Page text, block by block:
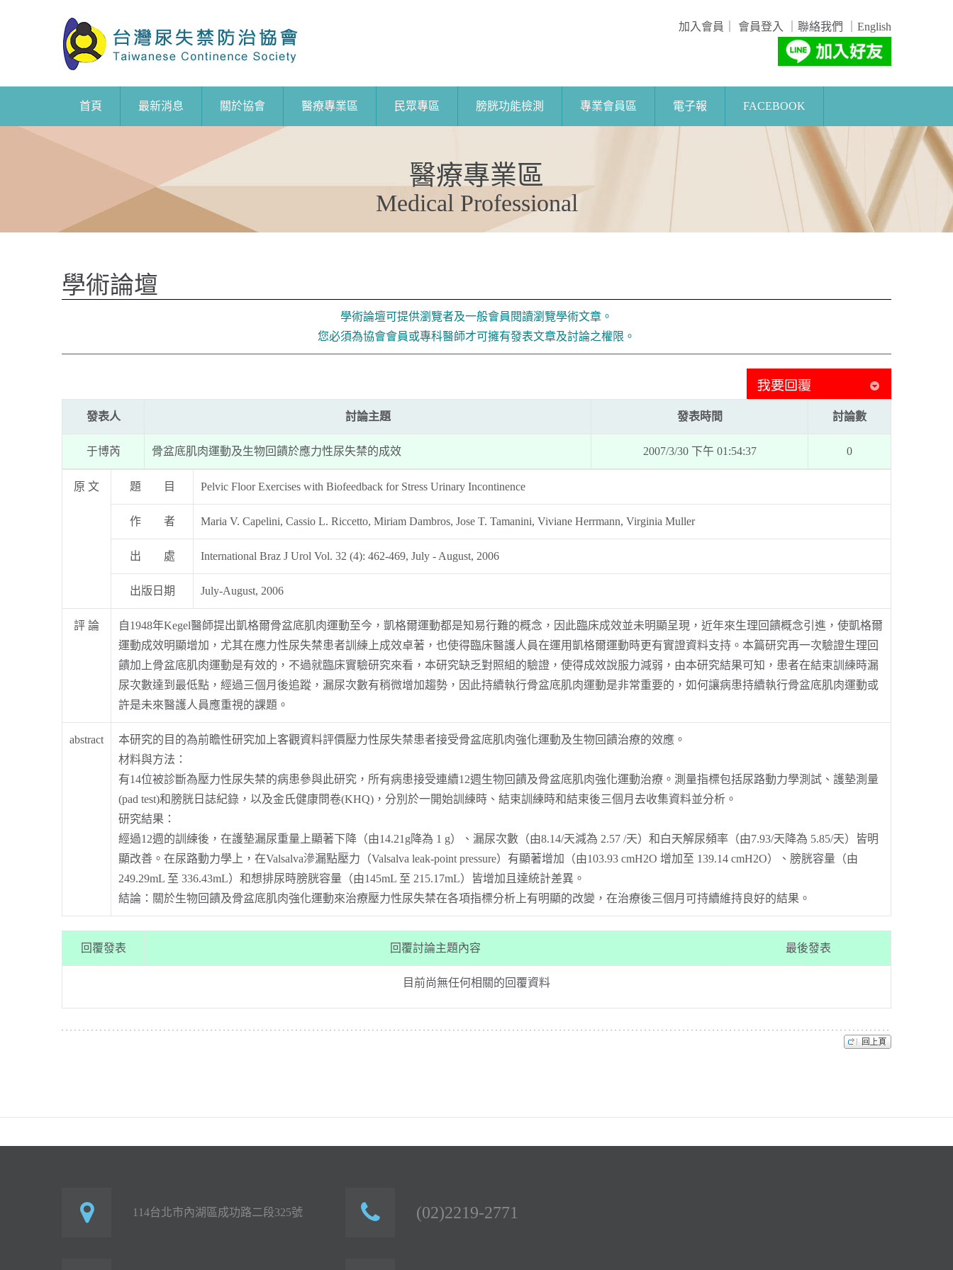
加入會員 會員登入 聯絡我們 English
首頁 最新消息 關於協會 醫療專業區 民眾專區 膀胱功能檢測 專業會員區 電子報 FACEBOOK
醫療專業區
Medical Professional
學術論壇
學術論壇可提供瀏覽者及一般會員閱讀瀏覽學術文章。
您必須為協會會員或專科醫師才可擁有發表文章及討論之權限。
發表人 討論主題 發表時間 討論數
于博芮 骨盆底肌肉運動及生物回饋於應力性尿失禁的成效 2007/3/30 下午 01:54:37 0
原 文 題 目 Pelvic Floor Exercises with Biofeedback for Stress Urinary Incontinence
作 者 Maria V. Capelini, Cassio L. Riccetto, Miriam Dambros, Jose T. Tamanini, Viviane Herrmann, Virginia Muller
出 處 International Braz J Urol Vol. 32 (4): 462-469, July - August, 2006
出版日期 July-August, 2006
評 論
自1948年Kegel醫師提出凱格爾骨盆底肌肉運動至今，凱格爾運動都是知易行難的概念，因此臨床成效並未明顯呈現，近年來生理回饋概念引進，使凱格爾
運動成效明顯增加，尤其在應力性尿失禁患者訓練上成效卓著，也使得臨床醫護人員在運用凱格爾運動時更有實證資料支持。本篇研究再一次驗證生理回
饋加上骨盆底肌肉運動是有效的，不過就臨床實驗研究來看，本研究缺乏對照組的驗證，使得成效說服力減弱，由本研究結果可知，患者在結束訓練時漏
尿次數達到最低點，經過三個月後追蹤，漏尿次數有稍微增加趨勢，因此持續執行骨盆底肌肉運動是非常重要的，如何讓病患持續執行骨盆底肌肉運動或
許是未來醫護人員應重視的課題。
abstract
本研究的目的為前瞻性研究加上客觀資料評價壓力性尿失禁患者接受骨盆底肌肉強化運動及生物回饋治療的效應。
材料與方法：
有14位被診斷為壓力性尿失禁的病患參與此研究，所有病患接受連續12週生物回饋及骨盆底肌肉強化運動治療。測量指標包括尿路動力學測試、護墊測量
(pad test)和膀胱日誌紀錄，以及金氏健康問卷(KHQ)，分別於一開始訓練時、結束訓練時和結束後三個月去收集資料並分析。
研究結果：
經過12週的訓練後，在護墊漏尿重量上顯著下降（由14.21g降為 1 g）、漏尿次數（由8.14/天減為 2.57 /天）和白天解尿頻率（由7.93/天降為 5.85/天）皆明
顯改善。在尿路動力學上，在Valsalva滲漏點壓力（Valsalva leak-point pressure）有顯著增加（由103.93 cmH2O 增加至 139.14 cmH2O）、膀胱容量（由
249.29mL 至 336.43mL）和想排尿時膀胱容量（由145mL 至 215.17mL）皆增加且達統計差異。
結論：關於生物回饋及骨盆底肌肉強化運動來治療壓力性尿失禁在各項指標分析上有明顯的改變，在治療後三個月可持續維持良好的結果。
回覆發表 回覆討論主題內容 最後發表
目前尚無任何相關的回覆資料
114台北市內湖區成功路二段325號 (02)2219-2771